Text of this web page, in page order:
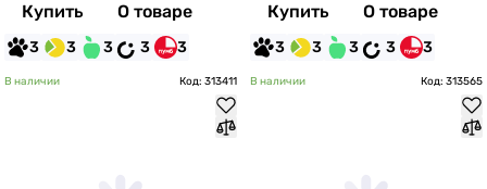
Купить О товаре
3 3 3 3 3
Купить О товаре
3 3 3 3 3
В наличии Код: 313411 В наличии Код: 313565